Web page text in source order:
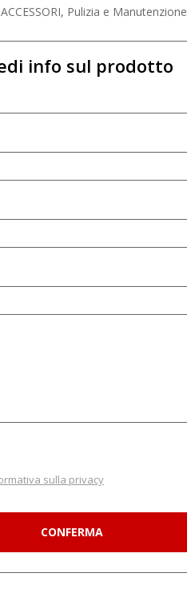
, Pulizia e Manutenzione
info sul prodotto
sulla privacy